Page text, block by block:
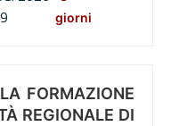
giorni
FORMAZIONE
REGIONALE DI